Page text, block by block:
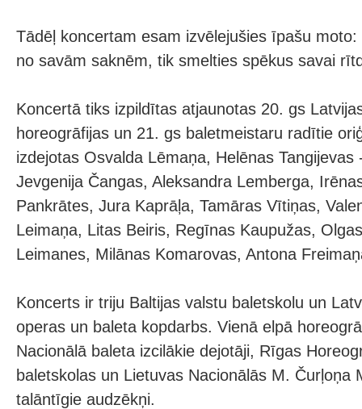
Tādēļ koncertam esam izvēlejušies īpašu moto:
no savām saknēm, tik smelties spēkus savai
Koncertā tiks izpildītas atjaunotas 20. gs
horeogrāfijas un 21. gs baletmeistaru radītie
izdejotas Osvalda Lēmaņa, Helēnas Tangijevas
Jevgenija Čangas, Aleksandra Lemberga,
Pankrātes, Jura Kaprāļa, Tamāras Vītiņas,
Leimaņa, Litas Beiris, Regīnas Kaupužas,
Leimanes, Milānas Komarovas, Antona
Koncerts ir triju Baltijas valstu baletskolu un
operas un baleta kopdarbs. Vienā elpā
Nacionālā baleta izcilākie dejotāji, Rīgas
baletskolas un Lietuvas Nacionālās M. Čurļoņa
talāntīgie audzēkņi.